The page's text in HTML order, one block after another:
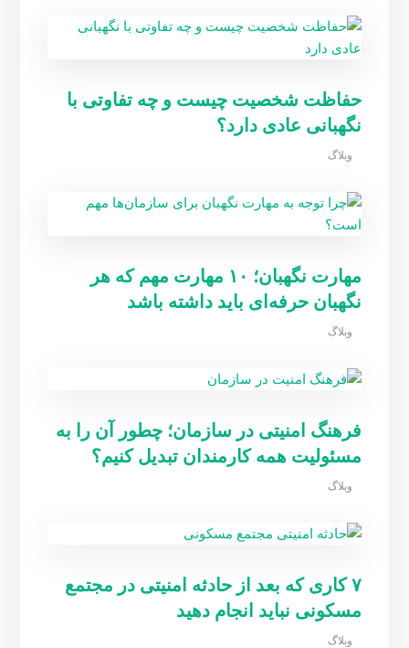
حفاظت شخصیت چیست و چه تفاوتی با
نگهبانی عادی دارد؟
وبلاگ
مهارت نگهبان؛ ۱۰ مهارت مهم که هر
نگهبان حرفه‌ای باید داشته باشد
وبلاگ
فرهنگ امنیتی در سازمان؛ چطور آن را به
مسئولیت همه کارمندان تبدیل کنیم؟
وبلاگ
۷ کاری که بعد از حادثه امنیتی در مجتمع
مسکونی نباید انجام دهید
وبلاگ